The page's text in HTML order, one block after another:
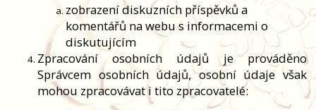
zobrazení diskuzních příspěvků a
komentářů na webu s informacemi o
diskutujícím
Zpracování osobních údajů je prováděno
Správcem osobních údajů, osobní údaje však
mohou zpracovávat i tito zpracovatelé: